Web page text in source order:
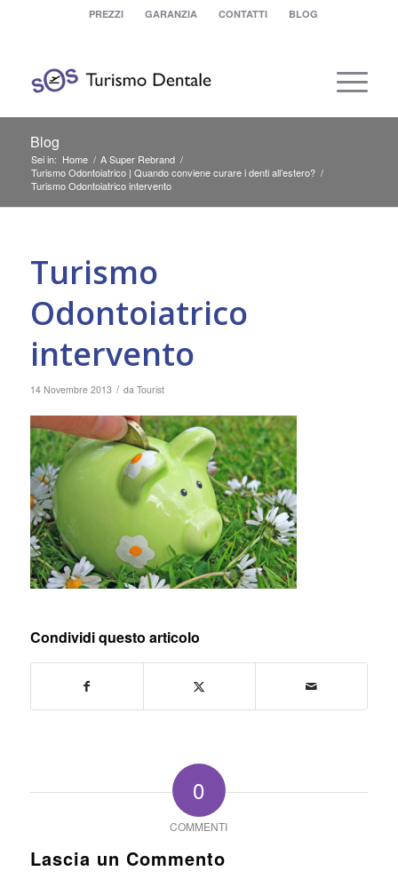
PREZZI GARANZIA CONTATTI BLOG
Blog
Sei in: Home / A Super Rebrand /
Turismo Odontoiatrico | Quando conviene curare i denti all’estero? /
Turismo Odontoiatrico intervento
Turismo
Odontoiatrico
intervento
14 Novembre 2013 / da Tourist
Condividi questo articolo
0
COMMENTI
Lascia un Commento